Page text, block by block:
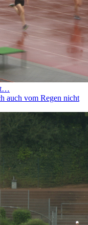
auch vom Regen nicht